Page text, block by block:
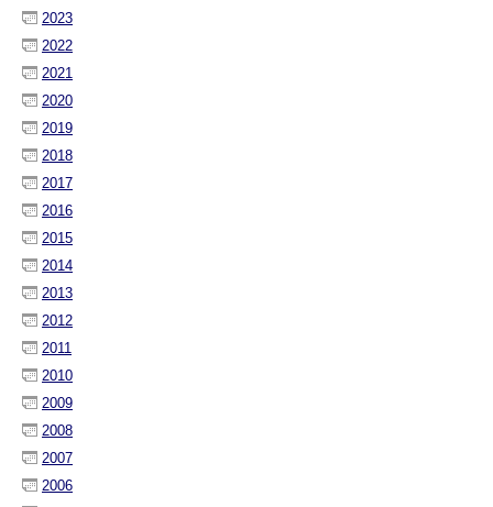
2023
2022
2021
2020
2019
2018
2017
2016
2015
2014
2013
2012
2011
2010
2009
2008
2007
2006